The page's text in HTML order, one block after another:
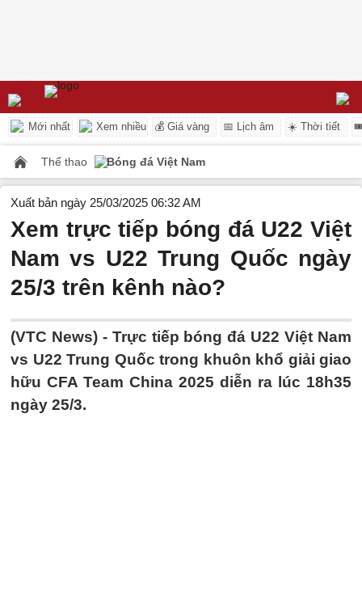
Mới nhất Xem nhiều 💰 Giá vàng 📅 Lịch âm ☀️ Thời tiết
Thể thao Bóng đá Việt Nam
Xuất bản ngày 25/03/2025 06:32 AM
Xem trực tiếp bóng đá U22 Việt
Nam vs U22 Trung Quốc ngày
25/3 trên kênh nào?
(VTC News) - Trực tiếp bóng đá U22 Việt Nam
vs U22 Trung Quốc trong khuôn khổ giải giao
hữu CFA Team China 2025 diễn ra lúc 18h35
ngày 25/3.